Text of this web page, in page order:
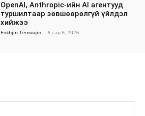
OpenAI, Anthropic-ийн AI агентууд
туршилтаар зөвшөөрөлгүй үйлдэл
хийжээ
Enkhjin Temuujin - 8 сар 6, 2026